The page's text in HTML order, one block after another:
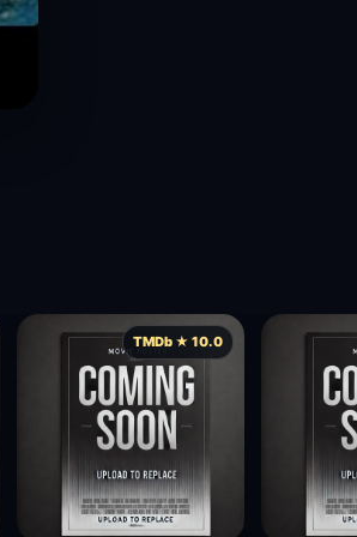
TMDb ★ 10.0